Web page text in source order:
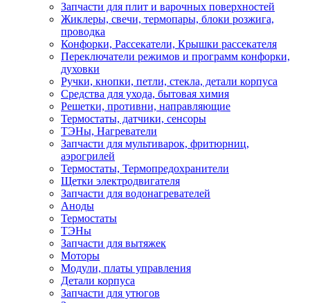
Запчасти для плит и варочных поверхностей
Жиклеры, свечи, термопары, блоки розжига,
проводка
Конфорки, Рассекатели, Крышки рассекателя
Переключатели режимов и программ конфорки,
духовки
Ручки, кнопки, петли, стекла, детали корпуса
Средства для ухода, бытовая химия
Решетки, противни, направляющие
Термостаты, датчики, сенсоры
ТЭНы, Нагреватели
Запчасти для мультиварок, фритюрниц,
аэрогрилей
Термостаты, Термопредохранители
Щетки электродвигателя
Запчасти для водонагревателей
Аноды
Термостаты
ТЭНы
Запчасти для вытяжек
Моторы
Модули, платы управления
Детали корпуса
Запчасти для утюгов